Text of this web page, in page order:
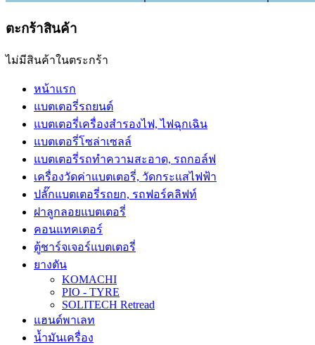
ตะกร้าสินค้า
ไม่มีสินค้าในตระกร้า
หน้าแรก
แบตเตอรี่รถยนต์
แบตเตอรี่เครื่องสำรองไฟ, ไฟฉุกเฉิน
แบตเตอรี่โซล่าเซลล์
แบตเตอรี่รถทำความสะอาด, รถกอล์ฟ
เครื่องวัดค่าแบตเตอรี่, วัดกระแสไฟฟ้า
ปลั๊กแบตเตอรี่รถยก, รถฟอร์คลิฟท์
ฝาลูกลอยแบตเตอรี่
คอนแทคเตอร์
ตู้ชาร์จเจอร์แบตเตอรี่
ยางตัน
KOMACHI
PIO - TYRE
SOLITECH Retread
แฮนด์พาเลท
น้ำมันเครื่อง